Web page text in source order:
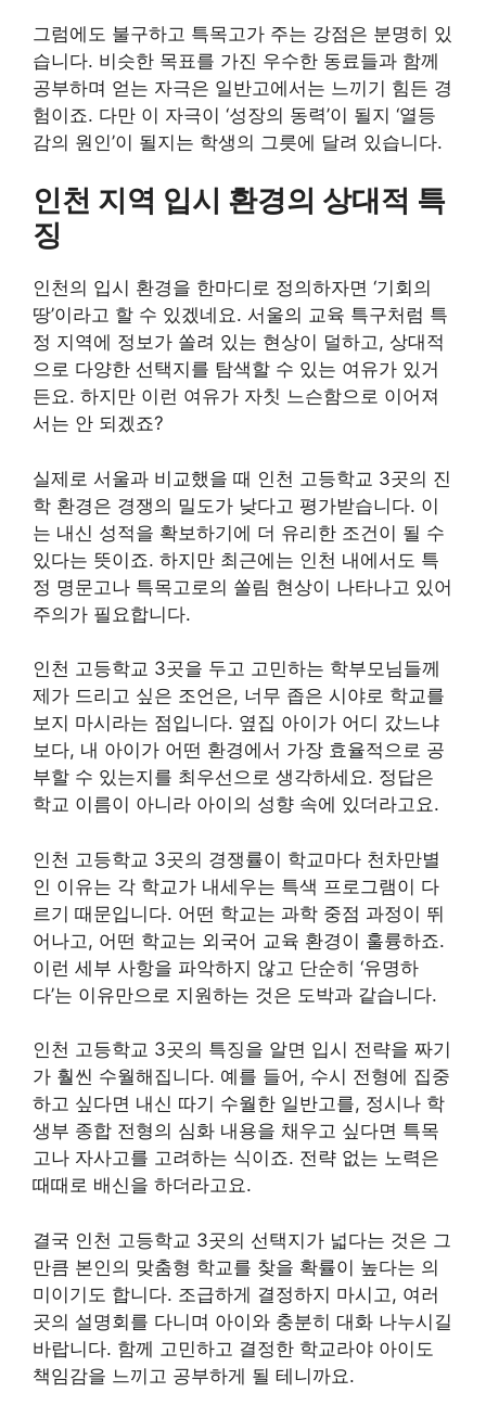
그럼에도 불구하고 특목고가 주는 강점은 분명히 있
습니다. 비슷한 목표를 가진 우수한 동료들과 함께
공부하며 얻는 자극은 일반고에서는 느끼기 힘든 경
험이죠. 다만 이 자극이 ‘성장의 동력’이 될지 ‘열등
감의 원인’이 될지는 학생의 그릇에 달려 있습니다.
인천 지역 입시 환경의 상대적 특
징
인천의 입시 환경을 한마디로 정의하자면 ‘기회의
땅’이라고 할 수 있겠네요. 서울의 교육 특구처럼 특
정 지역에 정보가 쏠려 있는 현상이 덜하고, 상대적
으로 다양한 선택지를 탐색할 수 있는 여유가 있거
든요. 하지만 이런 여유가 자칫 느슨함으로 이어져
서는 안 되겠죠?
실제로 서울과 비교했을 때 인천 고등학교 3곳의 진
학 환경은 경쟁의 밀도가 낮다고 평가받습니다. 이
는 내신 성적을 확보하기에 더 유리한 조건이 될 수
있다는 뜻이죠. 하지만 최근에는 인천 내에서도 특
정 명문고나 특목고로의 쏠림 현상이 나타나고 있어
주의가 필요합니다.
인천 고등학교 3곳을 두고 고민하는 학부모님들께
제가 드리고 싶은 조언은, 너무 좁은 시야로 학교를
보지 마시라는 점입니다. 옆집 아이가 어디 갔느냐
보다, 내 아이가 어떤 환경에서 가장 효율적으로 공
부할 수 있는지를 최우선으로 생각하세요. 정답은
학교 이름이 아니라 아이의 성향 속에 있더라고요.
인천 고등학교 3곳의 경쟁률이 학교마다 천차만별
인 이유는 각 학교가 내세우는 특색 프로그램이 다
르기 때문입니다. 어떤 학교는 과학 중점 과정이 뛰
어나고, 어떤 학교는 외국어 교육 환경이 훌륭하죠.
이런 세부 사항을 파악하지 않고 단순히 ‘유명하
다’는 이유만으로 지원하는 것은 도박과 같습니다.
인천 고등학교 3곳의 특징을 알면 입시 전략을 짜기
가 훨씬 수월해집니다. 예를 들어, 수시 전형에 집중
하고 싶다면 내신 따기 수월한 일반고를, 정시나 학
생부 종합 전형의 심화 내용을 채우고 싶다면 특목
고나 자사고를 고려하는 식이죠. 전략 없는 노력은
때때로 배신을 하더라고요.
결국 인천 고등학교 3곳의 선택지가 넓다는 것은 그
만큼 본인의 맞춤형 학교를 찾을 확률이 높다는 의
미이기도 합니다. 조급하게 결정하지 마시고, 여러
곳의 설명회를 다니며 아이와 충분히 대화 나누시길
바랍니다. 함께 고민하고 결정한 학교라야 아이도
책임감을 느끼고 공부하게 될 테니까요.